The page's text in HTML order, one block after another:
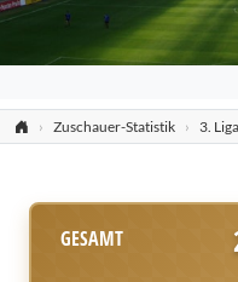
Zuschauer-Statistik 3. Liga
GESAMT